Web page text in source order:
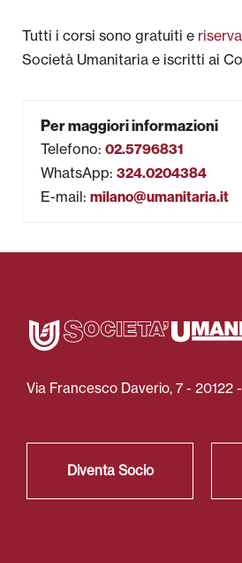
Per maggiori informazioni
Telefono: 02.5796831
WhatsApp: 324.0204384
E-mail: milano@umanitaria.it
Tutti i corsi sono gratuiti e
Società Umanitaria e iscritti ai
Via Francesco Daverio, 7 - 20122
Diventa Socio